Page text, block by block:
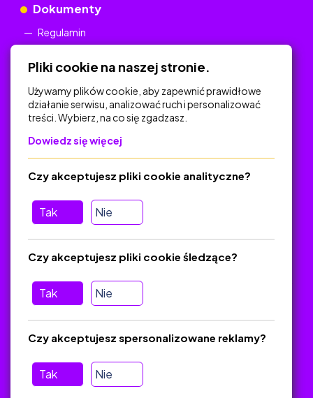
Dokumenty
Regulamin
Na skróty
Polityka Prywatności
Regulamin
O platformie
Baza materiałów dydaktycznych
Jak zostać autorem
FAQ
Pomoc
wiadomość nie trafiła do folderu SPAM)
Pliki cookie na naszej stronie.
Używamy plików cookie, aby zapewnić prawidłowe
działanie serwisu, analizować ruch i personalizować
treści. Wybierz, na co się zgadzasz.
Dowiedz się więcej
Tak Nie
Czy akceptujesz pliki cookie analityczne?
Tak Nie
Czy akceptujesz pliki cookie śledzące?
Tak Nie
Czy akceptujesz spersonalizowane reklamy?